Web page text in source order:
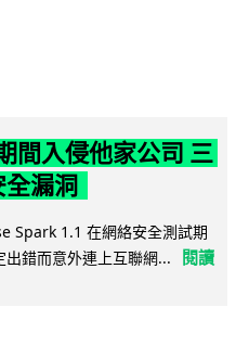
間入侵他家公司 三
漏洞
Spark 1.1 在網絡安全測試期
錯而意外連上互聯網...
閱讀